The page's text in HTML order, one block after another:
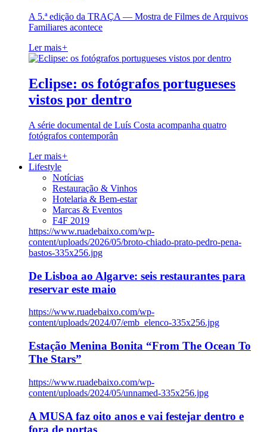
A 5.ª edição da TRAÇA — Mostra de Filmes de Arquivos
Familiares acontece
Ler mais+
Eclipse: os fotógrafos portugueses
vistos por dentro
A série documental de Luís Costa acompanha quatro
fotógrafos contemporân
Ler mais+
Lifestyle
Notícias
Restauração & Vinhos
Hotelaria & Bem-estar
Marcas & Eventos
F4F 2019
https://www.ruadebaixo.com/wp-
content/uploads/2026/05/broto-chiado-prato-pedro-pena-
bastos-335x256.jpg
De Lisboa ao Algarve: seis restaurantes para
reservar este maio
https://www.ruadebaixo.com/wp-
content/uploads/2024/07/emb_elenco-335x256.jpg
Estação Menina Bonita “From The Ocean To
The Stars”
https://www.ruadebaixo.com/wp-
content/uploads/2024/05/unnamed-335x256.jpg
A MUSA faz oito anos e vai festejar dentro e
fora de portas